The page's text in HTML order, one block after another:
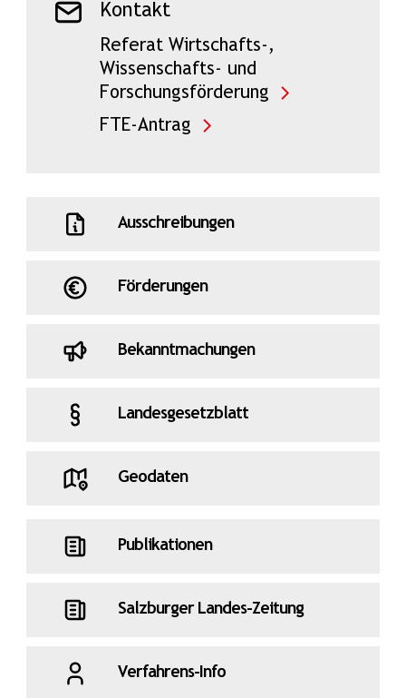
Kontakt
Referat Wirtschafts-,
Wissenschafts- und
Forschungsförderung
FTE-Antrag
Ausschreibungen
Förderungen
Bekanntmachungen
Landesgesetzblatt
Geodaten
Publikationen
Salzburger Landes-Zeitung
Verfahrens-Info